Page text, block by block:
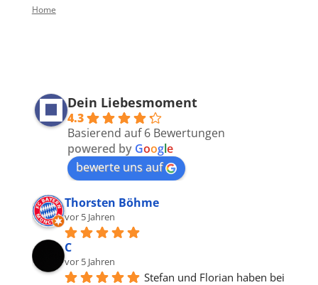
Home
Dein Liebesmoment
4.3
Basierend auf 6 Bewertungen
powered by Google
bewerte uns auf
Thorsten Böhme
vor 5 Jahren
C
vor 5 Jahren
Stefan und Florian haben bei